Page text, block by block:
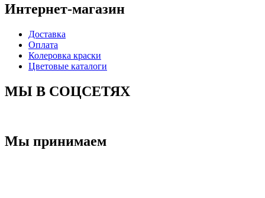
Интернет-магазин
Доставка
Оплата
Колеровка краски
Цветовые каталоги
МЫ В СОЦСЕТЯХ
Мы принимаем